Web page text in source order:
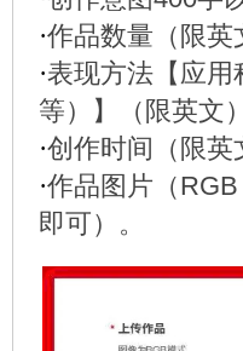
·作品数量（限英
·表现方法【应用
等）】（限英文
·创作时间（限英
·作品图片（
即可）。